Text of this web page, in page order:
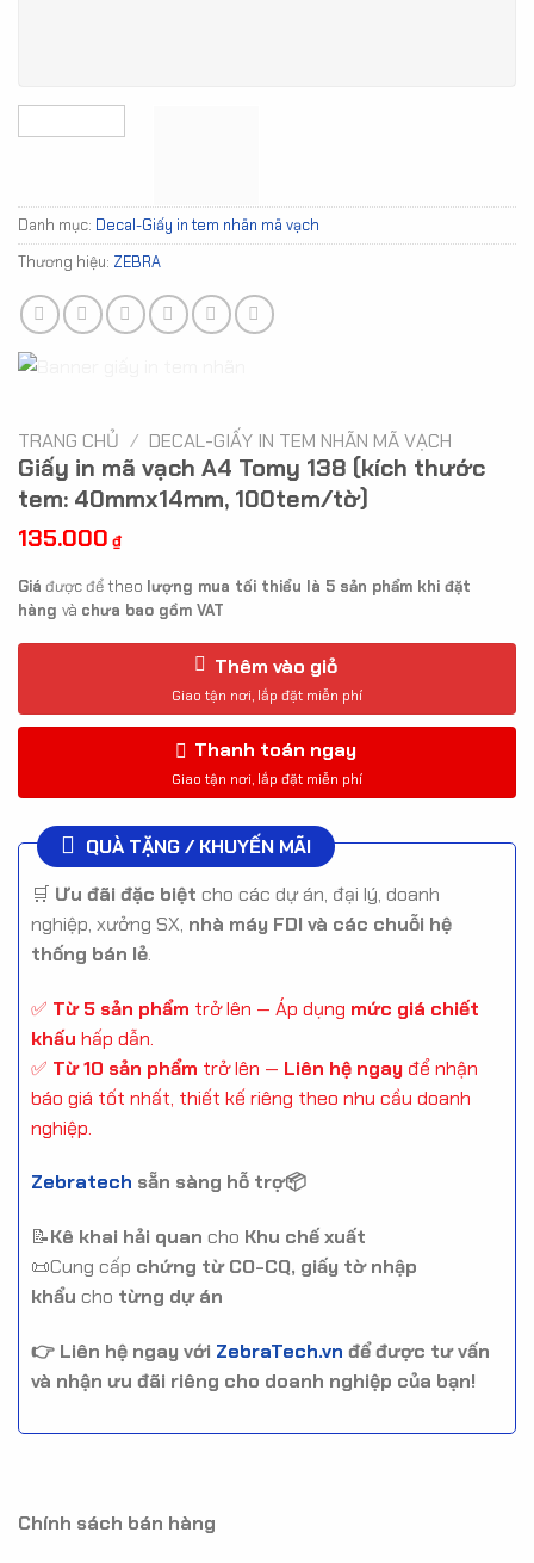
Danh mục: Decal-Giấy in tem nhãn mã vạch
Thương hiệu: ZEBRA
TRANG CHỦ / DECAL-GIẤY IN TEM NHÃN MÃ VẠCH
Giấy in mã vạch A4 Tomy 138 (kích thước
tem: 40mmx14mm, 100tem/tờ)
135.000 ₫
Giá được để theo lượng mua tối thiểu là 5 sản phẩm khi đặt
hàng và chưa bao gồm VAT
Thêm vào giỏ
Thanh toán ngay
QUÀ TẶNG / KHUYẾN MÃI
🛒 Ưu đãi đặc biệt cho các dự án, đại lý, doanh
nghiệp, xưởng SX, nhà máy FDI và các chuỗi hệ
thống bán lẻ.
✅ Từ 5 sản phẩm trở lên — Áp dụng mức giá chiết
khấu hấp dẫn.
✅ Từ 10 sản phẩm trở lên — Liên hệ ngay để nhận
báo giá tốt nhất, thiết kế riêng theo nhu cầu doanh
nghiệp.
Zebratech sẵn sàng hỗ trợ📦
📝Kê khai hải quan cho Khu chế xuất
📜Cung cấp chứng từ CO-CQ, giấy tờ nhập
khẩu cho từng dự án
👉 Liên hệ ngay với ZebraTech.vn để được tư vấn
và nhận ưu đãi riêng cho doanh nghiệp của bạn!
Chính sách bán hàng